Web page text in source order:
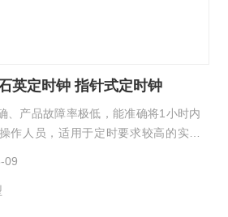
英定时钟 指针式定时钟
、产品故障率极低，能准确将1小时内
作人员，适用于定时要求较高的实验
09